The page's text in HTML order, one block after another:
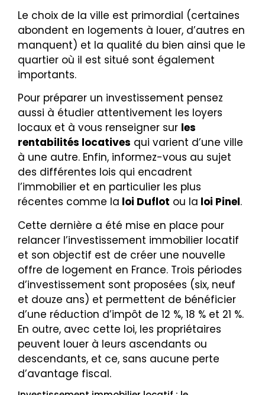
Le choix de la ville est primordial (certaines
abondent en logements à louer, d’autres en
manquent) et la qualité du bien ainsi que le
quartier où il est situé sont également
importants.
Pour préparer un investissement pensez
aussi à étudier attentivement les loyers
locaux et à vous renseigner sur les
rentabilités locatives qui varient d’une ville
à une autre. Enfin, informez-vous au sujet
des différentes lois qui encadrent
l’immobilier et en particulier les plus
récentes comme la loi Duflot ou la loi Pinel.
Cette dernière a été mise en place pour
relancer l’investissement immobilier locatif
et son objectif est de créer une nouvelle
offre de logement en France. Trois périodes
d’investissement sont proposées (six, neuf
et douze ans) et permettent de bénéficier
d’une réduction d’impôt de 12 %, 18 % et 21 %.
En outre, avec cette loi, les propriétaires
peuvent louer à leurs ascendants ou
descendants, et ce, sans aucune perte
d’avantage fiscal.